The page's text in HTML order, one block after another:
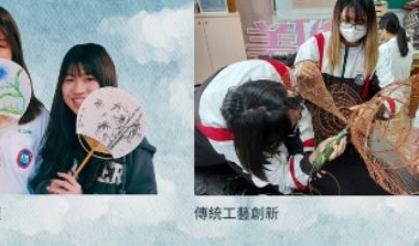
高中美術班招生資訊。